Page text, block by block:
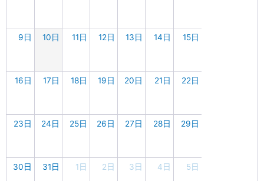
9日 10日 11日 12日 13日 14日 15日
16日 17日 18日 19日 20日 21日 22日
23日 24日 25日 26日 27日 28日 29日
30日 31日 1日 2日 3日 4日 5日